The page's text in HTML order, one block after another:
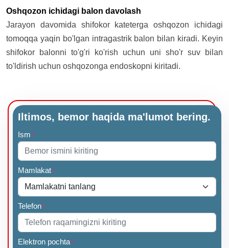
Oshqozon ichidagi balon davolash
Jarayon davomida shifokor kateterga oshqozon ichidagi
tomoqqa yaqin bo'lgan intragastrik balon bilan kiradi. Keyin
shifokor balonni to'g'ri ko'rish uchun uni sho'r suv bilan
to'ldirish uchun oshqozonga endoskopni kiritadi.
Iltimos, bemor haqida ma'lumot bering.
Ism*
Mamlakat*
Telefon*
Elektron pochta*